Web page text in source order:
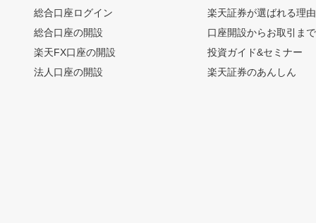
総合口座ログイン
総合口座の開設
楽天FX口座の開設
法人口座の開設
楽天証券が選ばれる理由
口座開設からお取引ま
投資ガイド&セミナー
楽天証券のあんしん